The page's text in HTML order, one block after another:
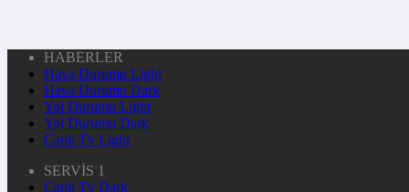
HABERLER
Hava Durumu Light
Hava Durumu Dark
Yol Durumu Light
Yol Durumu Dark
Canlı Tv Light
SERVİS 1
Canlı Tv Dark